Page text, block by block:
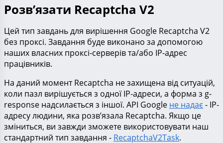
Розв’язати Recaptcha V2
Цей тип завдань для вирішення Google Recaptcha V2
без проксі. Завдання буде виконано за допомогою
наших власних проксі-серверів та/або IP-адрес
працівників.
На даний момент Recaptcha не захищена від ситуацій,
коли пазл вирішується з одної IP-адреси, а форма з g-
response надсилається з іншої. API Google не надає- IP-
адресу людини, яка розв’язала Recaptcha. Якщо це
зміниться, ви завжди зможете використовувати наш
стандартний тип завдання - RecaptchaV2Task.